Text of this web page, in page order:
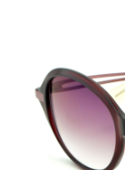
スタッフブログ